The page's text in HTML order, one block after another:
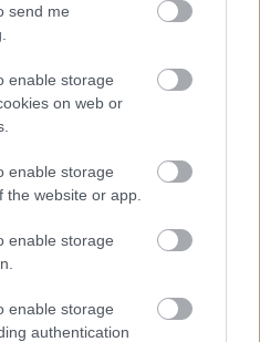
send me
enable storage
on web or
enable storage
the website or app.
enable storage
enable storage
authentication
για την